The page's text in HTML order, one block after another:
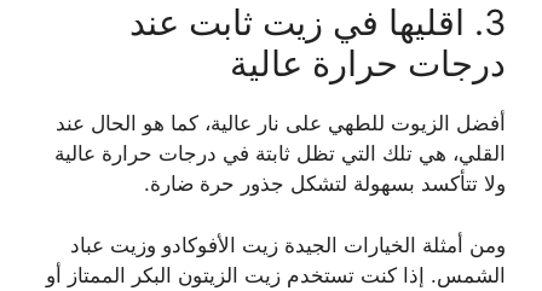
3. اقليها في زيت ثابت عند
درجات حرارة عالية
أفضل الزيوت للطهي على نار عالية، كما هو الحال عند
القلي، هي تلك التي تظل ثابتة في درجات حرارة عالية
ولا تتأكسد بسهولة لتشكل جذور حرة ضارة.
ومن أمثلة الخيارات الجيدة زيت الأفوكادو وزيت عباد
الشمس. إذا كنت تستخدم زيت الزيتون البكر الممتاز أو